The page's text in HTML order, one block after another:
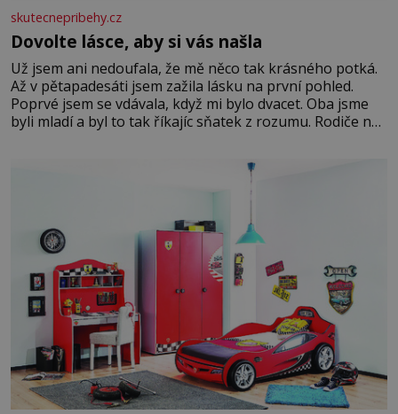
skutecnepribehy.cz
Dovolte lásce, aby si vás našla
Už jsem ani nedoufala, že mě něco tak krásného potká.
Až v pětapadesáti jsem zažila lásku na první pohled.
Poprvé jsem se vdávala, když mi bylo dvacet. Oba jsme
byli mladí a byl to tak říkajíc sňatek z rozumu. Rodiče nás